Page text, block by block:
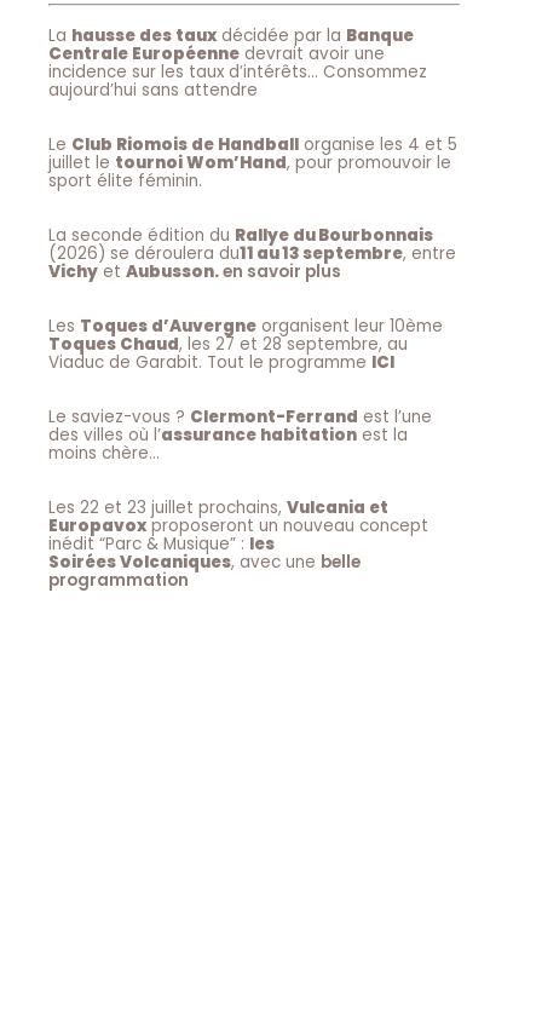
La hausse des taux décidée par la Banque
Centrale Européenne devrait avoir une
incidence sur les taux d’intérêts… Consommez
aujourd’hui sans attendre
Le Club Riomois de Handball organise les 4 et 5
juillet le tournoi Wom’Hand, pour promouvoir le
sport élite féminin.
La seconde édition du Rallye du Bourbonnais
(2026) se déroulera du11 au 13 septembre, entre
Vichy et Aubusson.en savoir plus
Les Toques d’Auvergne organisent leur 10ème
Toques Chaud, les 27 et 28 septembre, au
Viaduc de Garabit. Tout le programme ICI
Le saviez-vous ? Clermont-Ferrand est l’une
des villes où l’assurance habitation est la
moins chère…
Les 22 et 23 juillet prochains, Vulcania et
Europavoxproposeront un nouveau concept
inédit “Parc & Musique” : les
Soirées Volcaniques, avec une belle
programmation